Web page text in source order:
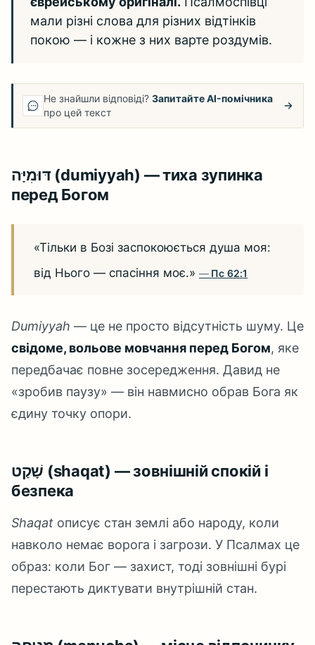
мали різні слова для різних відтінків
покою — і кожне з них варте роздумів.
Не знайшли відповіді? Запитайте AI-помічника
про цей текст
דּוּמִיָּה (dumiyyah) — тиха зупинка
перед Богом
«Тільки в Бозі заспокоюється душа моя:
від Нього — спасіння моє.»
Пс 62:1
Dumiyyah — це не просто відсутність шуму. Це
свідоме, вольове мовчання перед Богом, яке
передбачає повне зосередження. Давид не
«зробив паузу» — він навмисно обрав Бога як
єдину точку опори.
שָׁקַט (shaqat) — зовнішній спокій і
безпека
Shaqat описує стан землі або народу, коли
навколо немає ворога і загрози. У Псалмах це
образ: коли Бог — захист, тоді зовнішні бурі
перестають диктувати внутрішній стан.